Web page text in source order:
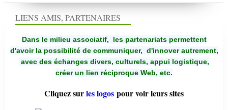
LIENS AMIS, PARTENAIRES
Dans le milieu associatif, les partenariats permettent
d'avoir la possibilité de communiquer, d'innover autrement,
avec des échanges divers, culturels, appui logistique,
créer un lien réciproque Web, etc.
Cliquez surles logos pour voir leurs sites